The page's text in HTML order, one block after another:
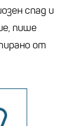
спад и
пише
от